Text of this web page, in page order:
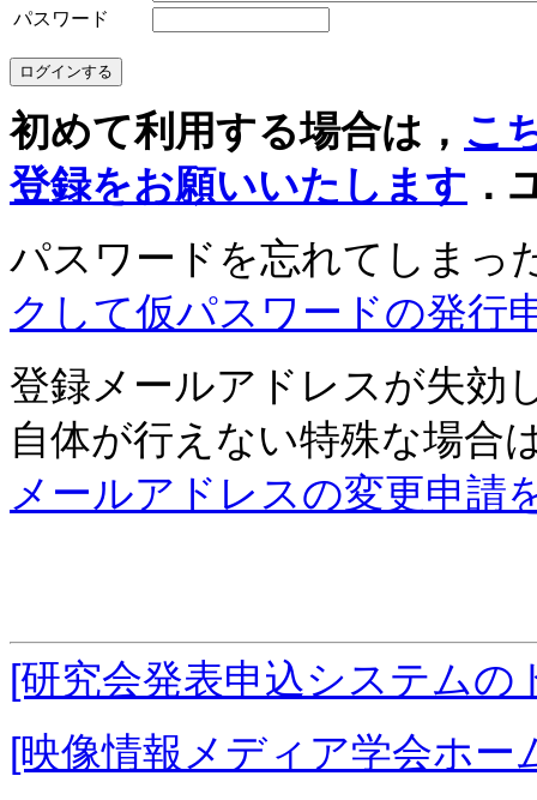
パスワード
初めて利用する場合は， こ
登録をお願いいたします ．
パスワードを忘れてしまっ
クして仮パスワードの発行
登録メールアドレスが失効
自体が行えない特殊な場合
メールアドレスの変更申請
[研究会発表申込システム
[映像情報メディア学会ホー